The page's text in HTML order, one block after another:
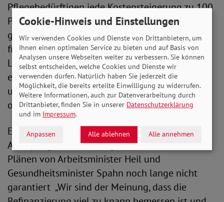
Pflegebedürftigen jede Kostensteigerung zu 100
Prozent selbst. „Immerhin entlasten die
geplanten Zuschüsse im stationären Bereich die
finanziell besonders belasteten
Langzeitpflegebedürftigen in den Heimen
erheblich. Indes erhalten ambulant Versorgte
und pflegende Angehörige keine Unterstützung
oder Verbesserungen“, so Bauer.
Eine regelhaft bessere Bezahlung in der
Altenpflege für alle Pflegekräfte ist mit den
Plänen von Arbeitsminister Heil und
Gesundheitsminister Spahn noch lange nicht
garantiert „Wir sind der Meinung, dass die
Cookie-Hinweis und Einstellungen
Wir verwenden Cookies und Dienste von Drittanbietern, um
Ihnen einen optimalen Service zu bieten und auf Basis von
Analysen unsere Webseiten weiter zu verbessern. Sie können
selbst entscheiden, welche Cookies und Dienste wir
verwenden dürfen. Natürlich haben Sie jederzeit die
Möglichkeit, die bereits erteilte Einwilligung zu widerrufen.
Weitere Informationen, auch zur Datenverarbeitung durch
Drittanbieter, finden Sie in unserer Datenschutzerklärung
und im Impressum.
Anpassen Alle ablehnen Alle annehmen